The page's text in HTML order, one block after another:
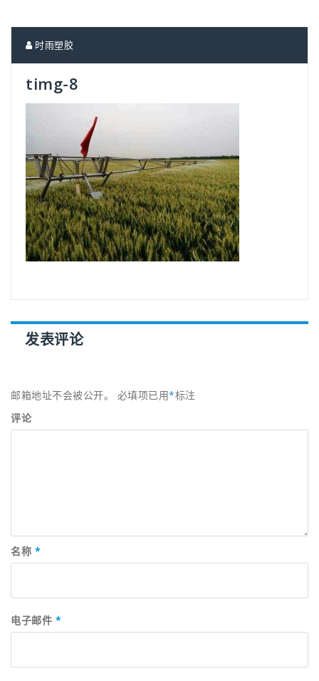
时雨塑胶
timg-8
发表评论
邮箱地址不会被公开。 必填项已用*标注
评论
名称 *
电子邮件 *